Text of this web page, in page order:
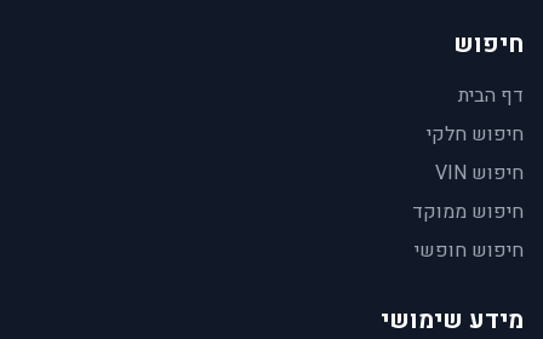
חיפוש
דף הבית
חיפוש חלקי
חיפוש VIN
חיפוש ממוקד
חיפוש חופשי
מידע שימושי